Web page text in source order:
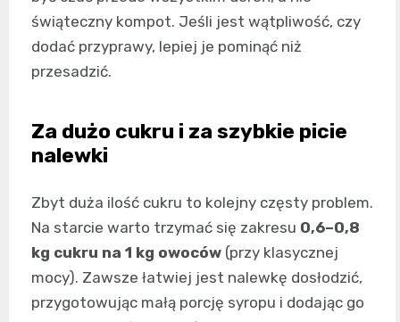
świąteczny kompot. Jeśli jest wątpliwość, czy
dodać przyprawy, lepiej je pominąć niż
przesadzić.
Za dużo cukru i za szybkie picie
nalewki
Zbyt duża ilość cukru to kolejny częsty problem.
Na starcie warto trzymać się zakresu 0,6–0,8
kg cukru na 1 kg owoców (przy klasycznej
mocy). Zawsze łatwiej jest nalewkę dosłodzić,
przygotowując małą porcję syropu i dodając go